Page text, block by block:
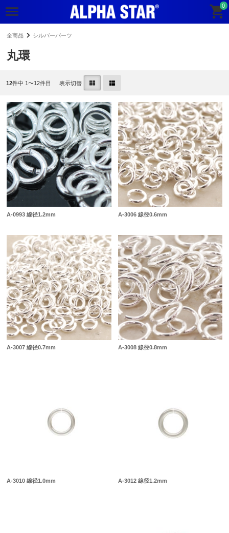
0
全商品 シルバーパーツ
丸環
12件中 1〜12件目 表示切替
A-0993 線径1.2mm A-3006 線径0.6mm
A-3007 線径0.7mm A-3008 線径0.8mm
A-3010 線径1.0mm A-3012 線径1.2mm